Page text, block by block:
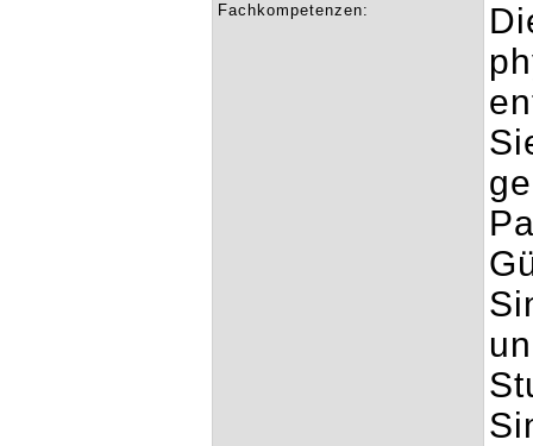
Fachkompetenzen: